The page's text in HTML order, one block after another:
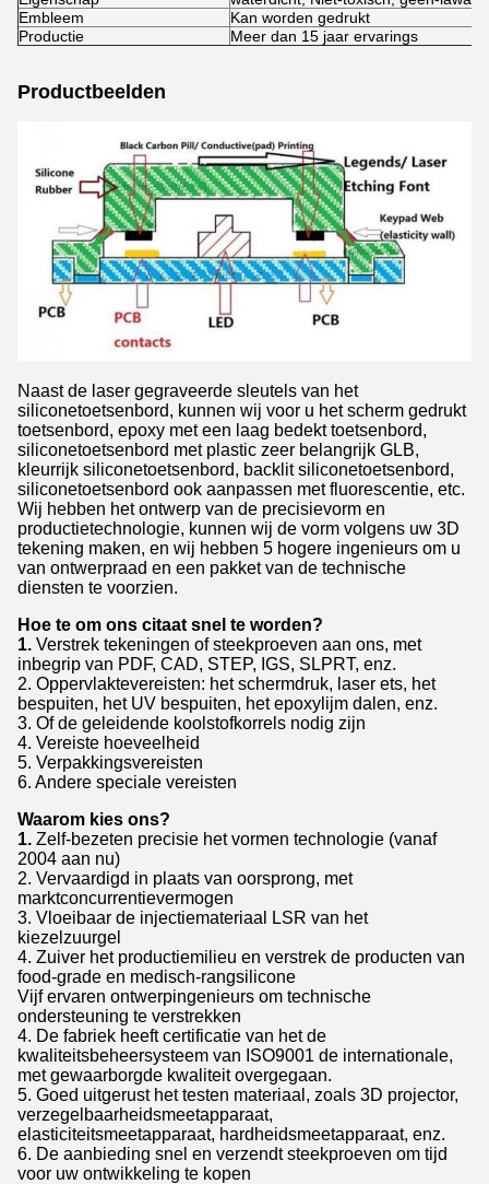
Embleem
Kan worden gedrukt
Productie
Meer dan 15 jaar ervarings
Productbeelden
Naast de laser gegraveerde sleutels van het
siliconetoetsenbord, kunnen wij voor u het scherm gedrukt
toetsenbord, epoxy met een laag bedekt toetsenbord,
siliconetoetsenbord met plastic zeer belangrijk GLB,
kleurrijk siliconetoetsenbord, backlit siliconetoetsenbord,
siliconetoetsenbord ook aanpassen met fluorescentie, etc.
Wij hebben het ontwerp van de precisievorm en
productietechnologie, kunnen wij de vorm volgens uw 3D
tekening maken, en wij hebben 5 hogere ingenieurs om u
van ontwerpraad en een pakket van de technische
diensten te voorzien.
Hoe te om ons citaat snel te worden?
1. Verstrek tekeningen of steekproeven aan ons, met
inbegrip van PDF, CAD, STEP, IGS, SLPRT, enz.
2. Oppervlaktevereisten: het schermdruk, laser ets, het
bespuiten, het UV bespuiten, het epoxylijm dalen, enz.
3. Of de geleidende koolstofkorrels nodig zijn
4. Vereiste hoeveelheid
5. Verpakkingsvereisten
6. Andere speciale vereisten
Waarom kies ons?
1. Zelf-bezeten precisie het vormen technologie (vanaf
2004 aan nu)
2. Vervaardigd in plaats van oorsprong, met
marktconcurrentievermogen
3. Vloeibaar de injectiemateriaal LSR van het
kiezelzuurgel
4. Zuiver het productiemilieu en verstrek de producten van
food-grade en medisch-rangsilicone
Vijf ervaren ontwerpingenieurs om technische
ondersteuning te verstrekken
4. De fabriek heeft certificatie van het de
kwaliteitsbeheersysteem van ISO9001 de internationale,
met gewaarborgde kwaliteit overgegaan.
5. Goed uitgerust het testen materiaal, zoals 3D projector,
verzegelbaarheidsmeetapparaat,
elasticiteitsmeetapparaat, hardheidsmeetapparaat, enz.
6. De aanbieding snel en verzendt steekproeven om tijd
voor uw ontwikkeling te kopen